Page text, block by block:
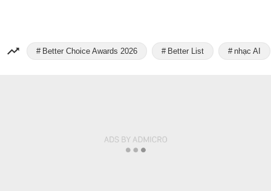
Better Choice Awards 2026 Better List nhạc AI